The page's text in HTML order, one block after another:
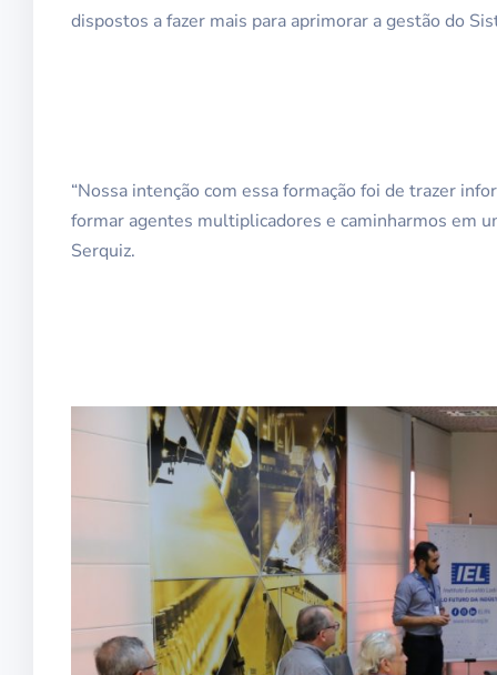
dispostos a fazer mais para aprimorar a gestão do
“Nossa intenção com essa formação foi de trazer
formar agentes multiplicadores e caminharmos em
Serquiz.